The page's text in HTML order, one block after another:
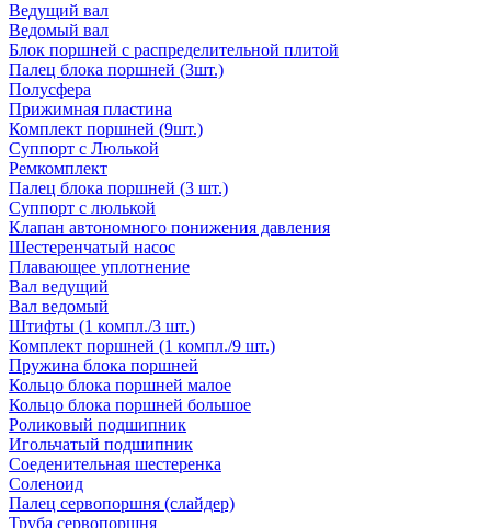
Ведущий вал
Ведомый вал
Блок поршней c распределительной плитой
Палец блока поршней (3шт.)
Полусфера
Прижимная пластина
Комплект поршней (9шт.)
Суппорт с Люлькой
Ремкомплект
Палец блока поршней (3 шт.)
Суппорт с люлькой
Клапан автономного понижения давления
Шестеренчатый насос
Плавающее уплотнение
Вал ведущий
Вал ведомый
Штифты (1 компл./3 шт.)
Комплект поршней (1 компл./9 шт.)
Пружина блока поршней
Кольцо блока поршней малое
Кольцо блока поршней большое
Роликовый подшипник
Игольчатый подшипник
Соеденительная шестеренка
Соленоид
Палец сервопоршня (слайдер)
Труба сервопоршня